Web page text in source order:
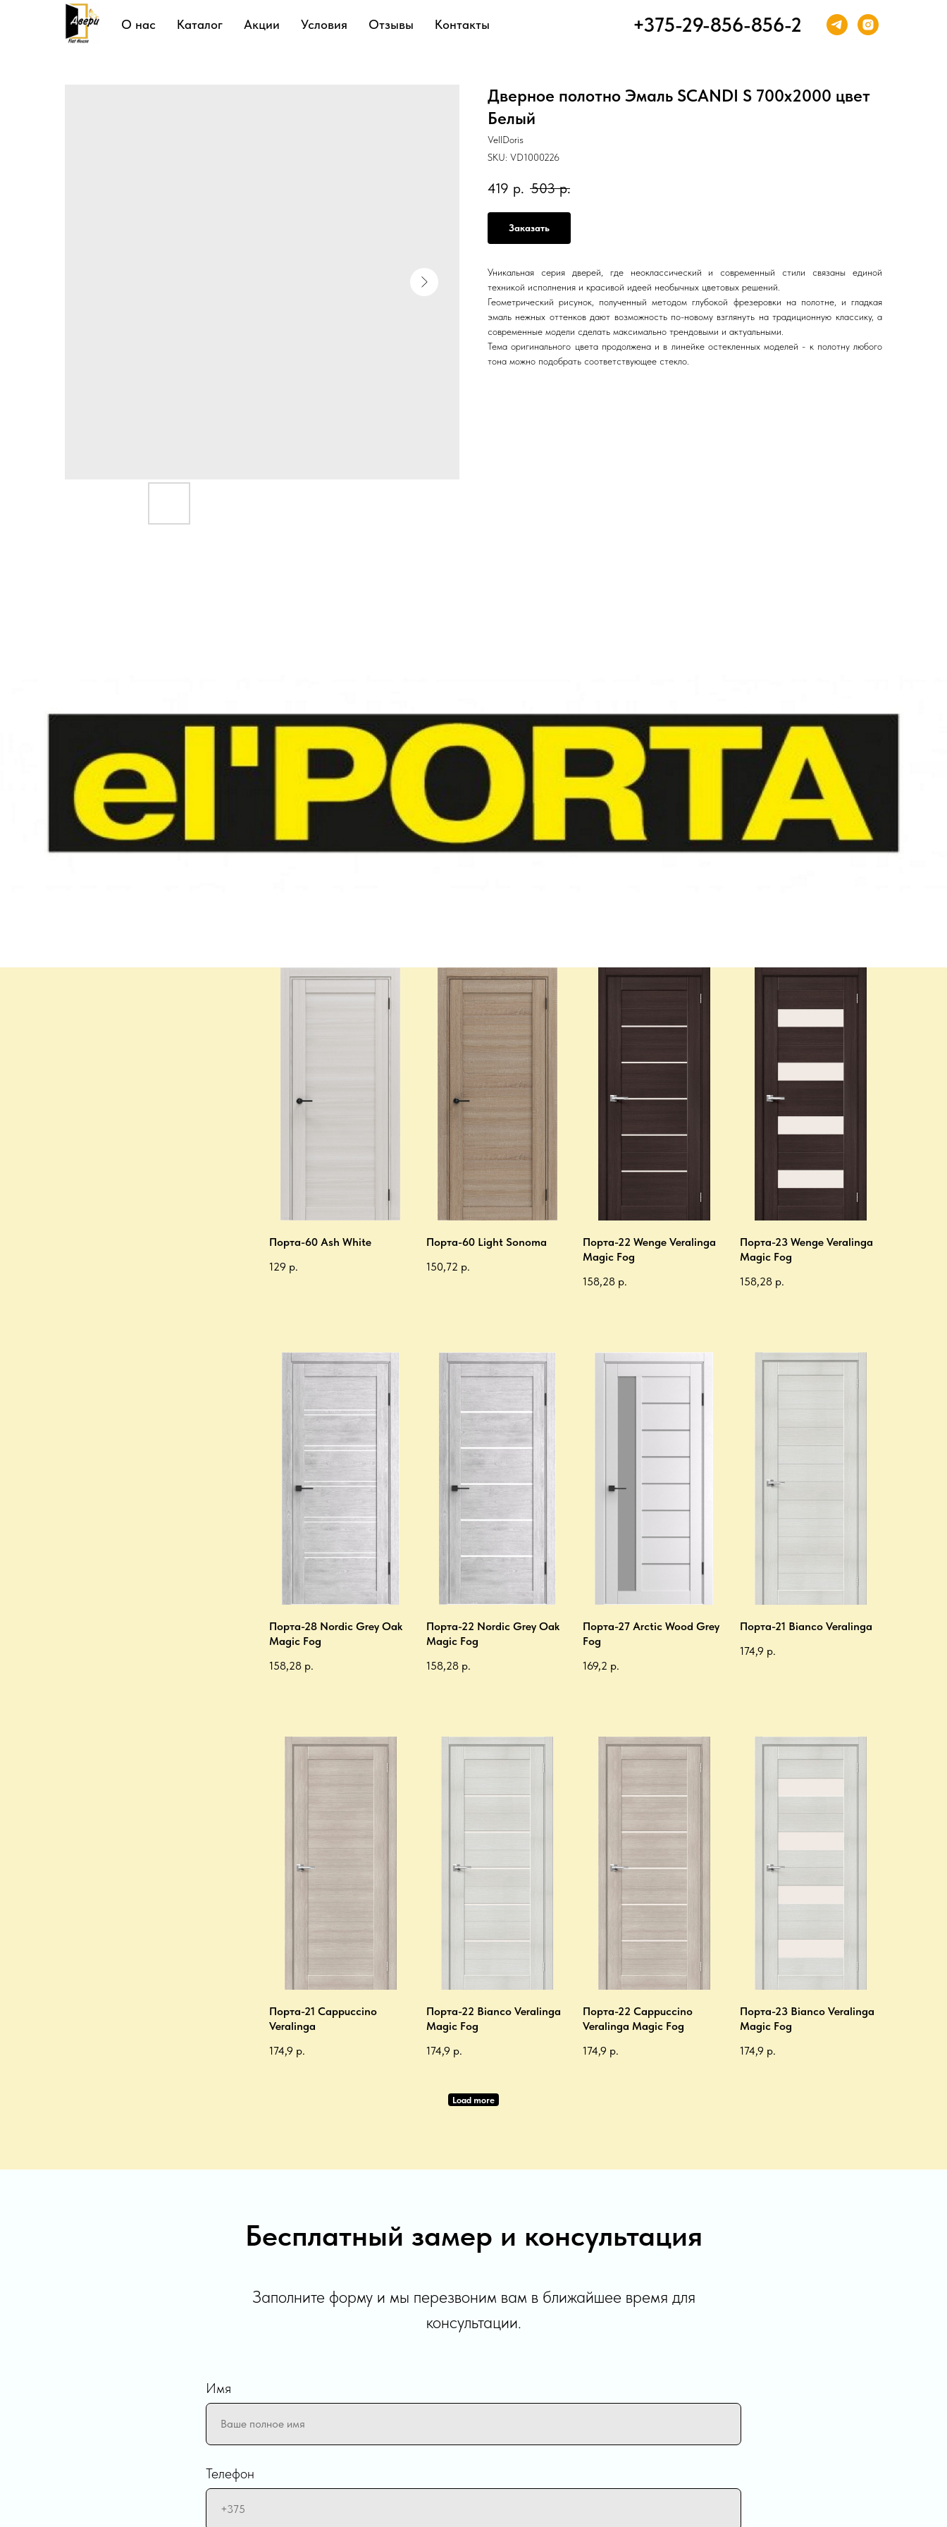
Подробнее
Дверное полотно Эмаль SCANDI S 700х2000 цвет
Белый
VellDoris
SKU: VD1000226
419 р. 503 р.
Заказать
Уникальная серия дверей, где неоклассический и современный стили связаны единой
техникой исполнения и красивой идеей необычных цветовых решений.
Геометрический рисунок, полученный методом глубокой фрезеровки на полотне, и гладкая
эмаль нежных оттенков дают возможность по-новому взглянуть на традиционную классику, а
современные модели сделать максимально трендовыми и актуальными.
Тема оригинального цвета продолжена и в линейке остекленных моделей - к полотну любого
тона можно подобрать соответствующее стекло.
О нас Каталог Акции Условия Отзывы Контакты +375-29-856-856-2
Порта-60 Ash White
129 р.
Порта-60 Light Sonoma
150,72 р.
Порта-22 Wenge Veralinga
Magic Fog
158,28 р.
Порта-23 Wenge Veralinga
Magic Fog
158,28 р.
Порта-28 Nordic Grey Oak
Magic Fog
158,28 р.
Порта-22 Nordic Grey Oak
Magic Fog
158,28 р.
Порта-27 Arctic Wood Grey
Fog
169,2 р.
Порта-21 Bianco Veralinga
174,9 р.
Порта-21 Cappuccino
Veralinga
174,9 р.
Порта-22 Bianco Veralinga
Magic Fog
174,9 р.
Порта-22 Cappuccino
Veralinga Magic Fog
174,9 р.
Порта-23 Bianco Veralinga
Magic Fog
174,9 р.
Load more
Бесплатный замер и консультация
Заполните форму и мы перезвоним вам в ближайшее время для
консультации.
Имя
Телефон